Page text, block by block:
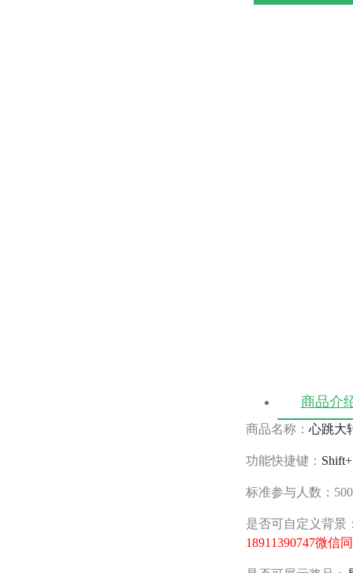
商品介
商品名称： 心跳大
功能快捷键：
标准参与人数：
是否可自定义背景
18911390747微信